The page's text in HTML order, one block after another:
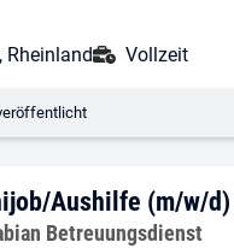
Rheinland Vollzeit
Minijob/
Aushilfe (m/w/
Betreuungsdienst